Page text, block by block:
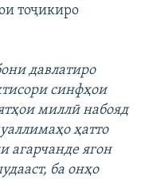
тоҷикиро
давлатиро
синфҳои
миллӣ набояд
ҳатто
агарчанде ягон
ба онҳо